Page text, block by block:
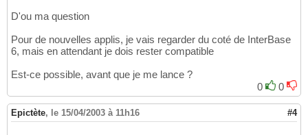
D'ou ma question
Pour de nouvelles applis, je vais regarder du coté de InterBase
6, mais en attendant je dois rester compatible
Est-ce possible, avant que je me lance ?
0
0
Epictète, le 15/04/2003 à 11h16 #4